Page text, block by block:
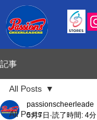
記事
All Posts
All Posts
passionscheerleade
5月7日 読了時間: 4分